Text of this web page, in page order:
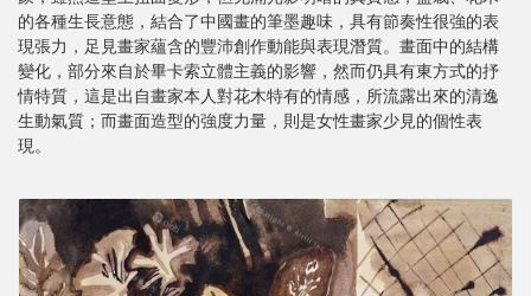
的各種生長意態，結合了中國畫的筆墨趣味，具有節奏性很強的表
現張力，足見畫家蘊含的豐沛創作動能與表現潛質。畫面中的結構
變化，部分來自於畢卡索立體主義的影響，然而仍具有東方式的抒
情特質，這是出自畫家本人對花木特有的情感，所流露出來的清逸
生動氣質；而畫面造型的強度力量，則是女性畫家少見的個性表
現。